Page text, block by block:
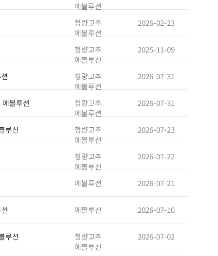
에볼루션
청량고추
에볼루션
2026-02-23
청량고추
에볼루션
2025-11-09
청량고추
에볼루션
2026-07-31
볼루션
청량고추
에볼루션
2026-07-31
루션
청량고추
에볼루션
2026-07-23
청량고추
에볼루션
2026-07-22
에볼루션 2026-07-21
에볼루션 2026-07-10
루션
청량고추
에볼루션
2026-07-02